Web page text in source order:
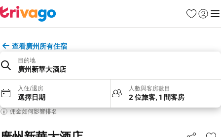
收藏夾
登入 選
查看廣州所有住宿
目的地
廣州新華大酒店
入住/退房
選擇日期
人數與客房數目
2 位旅客, 1 間客房
佣金如何影響排名